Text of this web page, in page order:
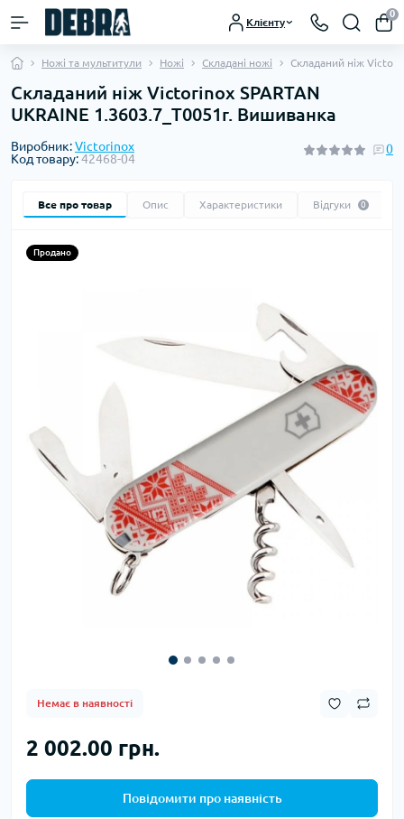
Клієнту
0
Ножі та мультитули Ножі Складані ножі Складаний ніж
Складаний ніж Victorinox SPARTAN
UKRAINE 1.3603.7_T0051r. Вишиванка
Виробник:Victorinox
Код товару:42468-04
0
Все про товар Опис Характеристики Відгуки 0
Продано
Немає в наявності
2 002.00 грн.
Повідомити про наявність